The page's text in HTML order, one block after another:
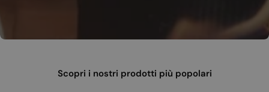
Scopri i nostri prodotti più popolari